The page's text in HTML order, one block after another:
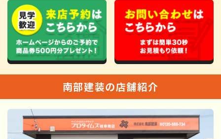
南部建装の店舗紹介